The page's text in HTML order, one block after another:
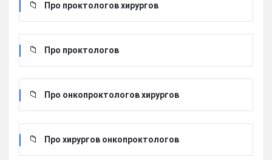
Про проктологов хирургов
Про проктологов
Про онкопроктологов хирургов
Про хирургов онкопроктологов